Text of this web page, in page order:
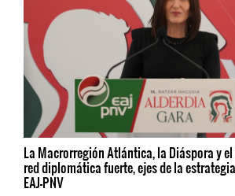
La Macrorregión Atlántica, la Diáspora y
red diplomática fuerte, ejes de la
EAJ-PNV